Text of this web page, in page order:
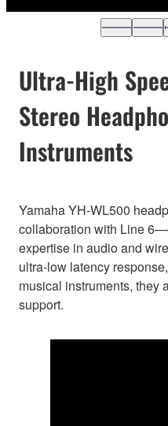
Ultra-High
Stereo
Instruments
Yamaha YH-WL500
collaboration with Line
expertise in audio and
ultra-low latency
musical instruments, they
support.